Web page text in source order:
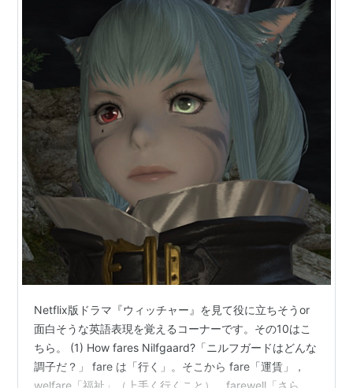
Netflix版ドラマ『ウィッチャー』を見て役に立ちそうor
面白そうな英語表現を覚えるコーナーです。その10はこ
ちら。 (1) How fares Nilfgaard?「ニルフガードはどんな
調子だ？」 fare は「行く」。そこから fare「運賃」，